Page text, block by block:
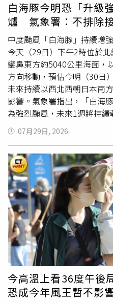
（右圖）。吳德榮表示最新
模式模擬顯示，今日至週六
強，大氣漸趨穩定，各地晴
平地仍有局部 雷雨的機率，
暑。最新模式模擬顯示，下
壓籠罩，大氣穩定，正值盛
防中暑。下週四至週六（6
雨的機率提高。（圖／翻攝
白海豚今明恐「升級
爐 氣象署：不排除
中度颱風「白海豚」持續增
今天（29日）下午2時位於
鑾鼻東方約5040公里海面，
方向移動，預估今明（30日
未來持續以西北西朝日本南
影響。氣象署指出，「白海
為強烈颱風，未來1週將持
在變數，不排除後續轉向日
中國甚至台灣北部海面方向
颱風動態。氣象署說明，未
高壓影響，各地大致維持多
作用容易出現雷陣雨。其中
雨範圍較廣，西半部地區以
短暫雷雨。週六至下週三期
後降雨主要集中在山區。此
能不定時出現零星短暫雨。
遍落在32至33度，西半部內
會出現35度以上高溫，民眾
07月29日, 2026
今高溫上看36度午後
恐成今年風王暫不影